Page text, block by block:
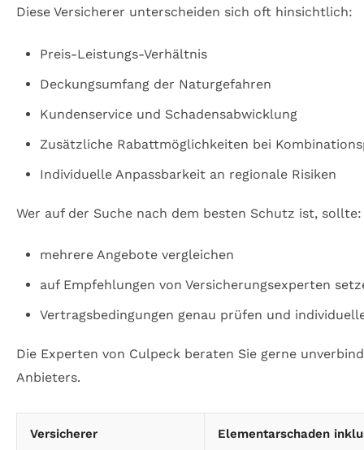
Diese Versicherer unterscheiden sich oft hinsichtlich:
Preis-Leistungs-Verhältnis
Deckungsumfang der Naturgefahren
Kundenservice und Schadensabwicklung
Zusätzliche Rabattmöglichkeiten bei
Individuelle Anpassbarkeit an regionale Risiken
Wer auf der Suche nach dem besten Schutz ist, sollte:
mehrere Angebote vergleichen
auf Empfehlungen von Versicherungsexperten
Vertragsbedingungen genau prüfen und
Die Experten von Culpeck beraten Sie gerne
Anbieters.
Versicherer Elementarschaden